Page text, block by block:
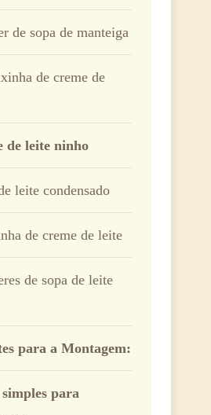
de sopa de manteiga
de creme de
de leite ninho
leite condensado
de creme de leite
de sopa de leite
para a Montagem:
para